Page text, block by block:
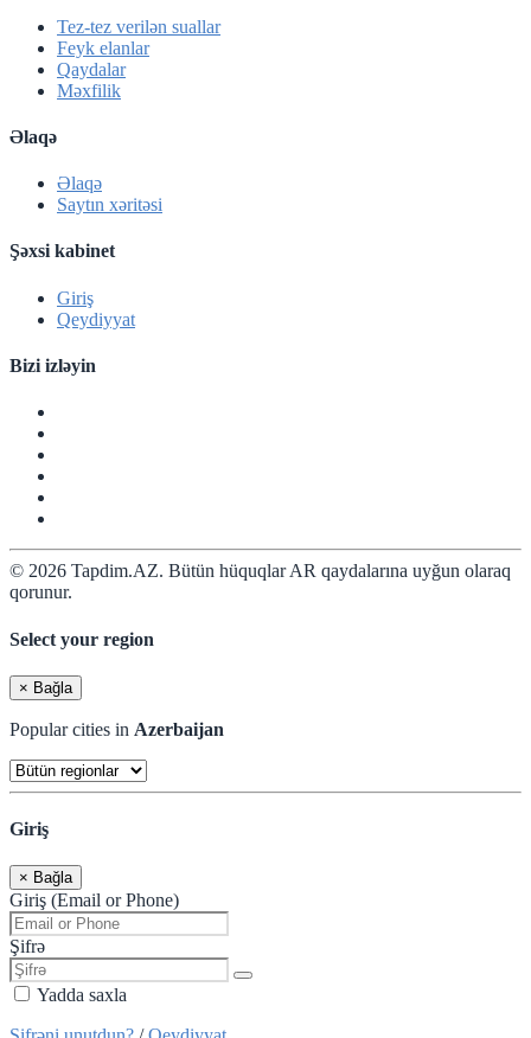
Tez-tez verilən suallar
Feyk elanlar
Qaydalar
Məxfilik
Əlaqə
Əlaqə
Saytın xəritəsi
Şəxsi kabinet
Giriş
Qeydiyyat
Bizi izləyin
© 2026 Tapdim.AZ. Bütün hüquqlar AR qaydalarına uyğun olaraq
qorunur.
Select your region
× Bağla
Popular cities in Azerbaijan
Giriş
× Bağla
Giriş (Email or Phone)
Şifrə
Yadda saxla